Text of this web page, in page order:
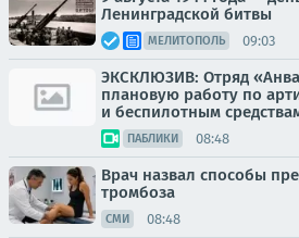
Ленинградской битвы
МЕЛИТОПОЛЬ 09:03
ЭКСКЛЮЗИВ: Отряд
плановую работу по
и беспилотным
ПАБЛИКИ 08:48
Врач назвал способы
тромбоза
СМИ 08:48